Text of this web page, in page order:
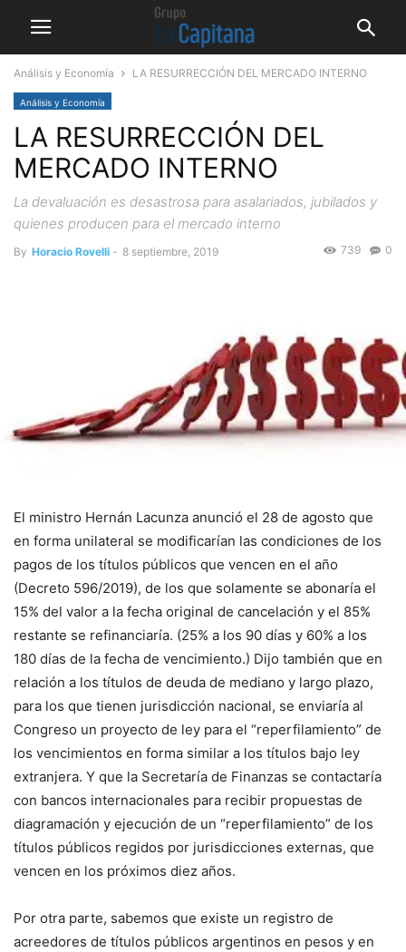
Análisis y Economía LA RESURRECCIÓN DEL MERCADO INTERNO
Análisis y Economía
LA RESURRECCIÓN DEL
MERCADO INTERNO
La devaluación es desastrosa para asalariados, jubilados y
quienes producen para el mercado interno
By Horacio Rovelli - 8 septiembre, 2019 0
739
El ministro Hernán Lacunza anunció el 28 de agosto que
en forma unilateral se modificarían las condiciones de los
pagos de los títulos públicos que vencen en el año
(Decreto 596/2019), de los que solamente se abonaría el
15% del valor a la fecha original de cancelación y el 85%
restante se refinanciaría. (25% a los 90 días y 60% a los
180 días de la fecha de vencimiento.) Dijo también que en
relación a los títulos de deuda de mediano y largo plazo,
para los que tienen jurisdicción nacional, se enviaría al
Congreso un proyecto de ley para el “reperfilamiento” de
los vencimientos en forma similar a los títulos bajo ley
extranjera. Y que la Secretaría de Finanzas se contactaría
con bancos internacionales para recibir propuestas de
diagramación y ejecución de un “reperfilamiento” de los
títulos públicos regidos por jurisdicciones externas, que
vencen en los próximos diez años.
Por otra parte, sabemos que existe un registro de
acreedores de títulos públicos argentinos en pesos y en